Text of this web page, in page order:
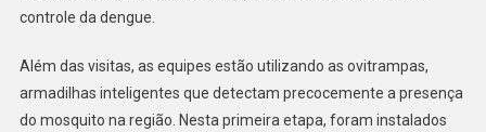
controle da dengue.
Além das visitas, as equipes estão utilizando as ovitrampas,
armadilhas inteligentes que detectam precocemente a presença
do mosquito na região. Nesta primeira etapa, foram instalados